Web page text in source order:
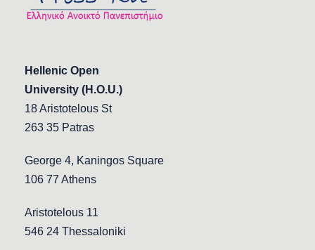
Hellenic Open
University (H.O.U.)
18 Aristotelous St
263 35 Patras
George 4, Kaningos Square
106 77 Athens
Aristotelous 11
546 24 Thessaloniki